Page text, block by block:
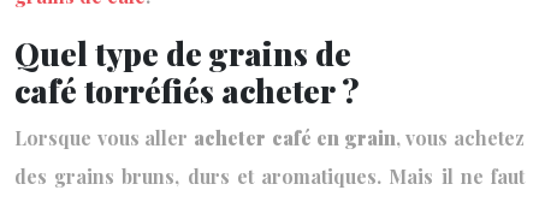
Quel type de grains de
café torréfiés acheter ?
Lorsque vous aller acheter café en grain, vous achetez
des grains bruns, durs et aromatiques. Mais il ne faut